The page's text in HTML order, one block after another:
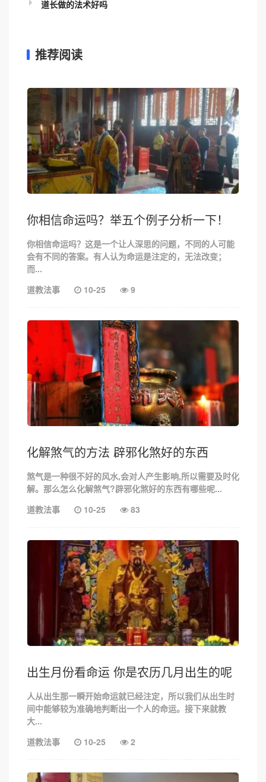
道长做的法术好吗
推荐阅读
你相信命运吗？举五个例子分析一下！
你相信命运吗？这是一个让人深思的问题，不同的人可能
会有不同的答案。有人认为命运是注定的，无法改变；
而...
道教法事
10-25 9
化解煞气的方法 辟邪化煞好的东西
煞气是一种很不好的风水,会对人产生影响,所以需要及时化
解。那么怎么化解煞气?辟邪化煞好的东西有哪些呢...
道教法事
10-25 83
出生月份看命运 你是农历几月出生的呢
人从出生那一瞬开始命运就已经注定，所以我们从出生时
间中能够较为准确地判断出一个人的命运。接下来就教
大...
道教法事
10-25 2